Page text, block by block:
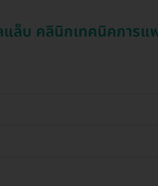
แล็บ คลินิกเทคนิคการแ